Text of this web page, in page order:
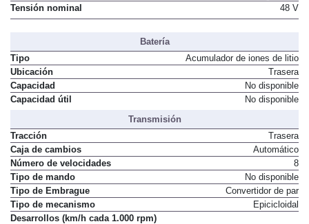
Tensión nominal
48 V
Batería
Tipo
Acumulador de iones de litio
Ubicación
Trasera
Capacidad
No disponible
Capacidad útil
No disponible
Transmisión
Tracción
Trasera
Caja de cambios
Automático
Número de velocidades
8
Tipo de mando
No disponible
Tipo de Embrague
Convertidor de par
Tipo de mecanismo
Epicicloidal
Desarrollos (km/h cada 1.000 rpm)